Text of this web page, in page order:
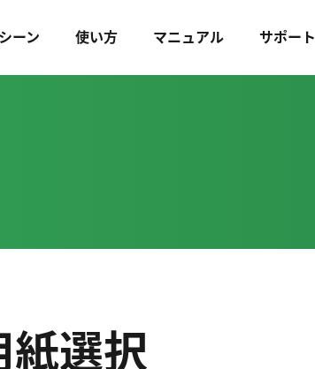
ーン 使い方 マニュアル サポート
紙選択